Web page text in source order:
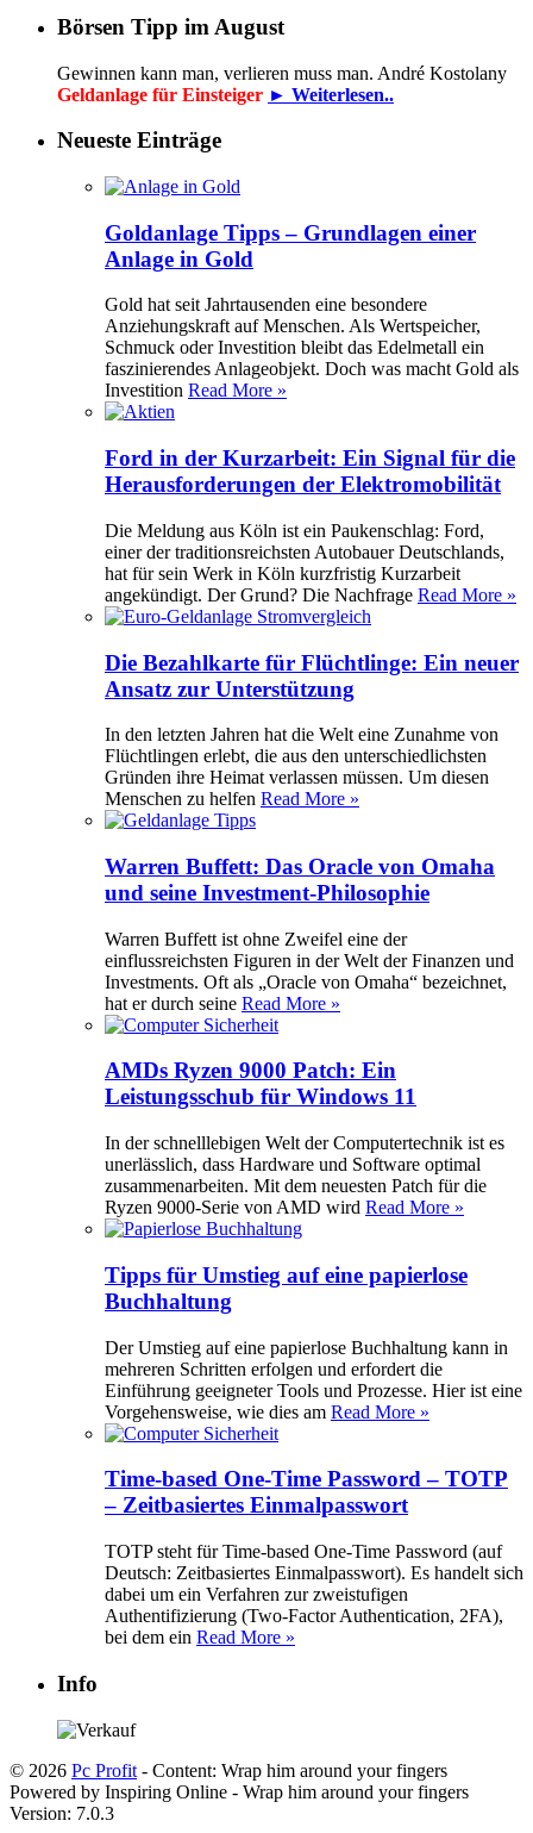
Börsen Tipp im August
Gewinnen kann man, verlieren muss man. André Kostolany
Geldanlage für Einsteiger ► Weiterlesen..
Neueste Einträge
Goldanlage Tipps – Grundlagen einer
Anlage in Gold
Gold hat seit Jahrtausenden eine besondere
Anziehungskraft auf Menschen. Als Wertspeicher,
Schmuck oder Investition bleibt das Edelmetall ein
faszinierendes Anlageobjekt. Doch was macht Gold als
Investition Read More »
Ford in der Kurzarbeit: Ein Signal für die
Herausforderungen der Elektromobilität
Die Meldung aus Köln ist ein Paukenschlag: Ford,
einer der traditionsreichsten Autobauer Deutschlands,
hat für sein Werk in Köln kurzfristig Kurzarbeit
angekündigt. Der Grund? Die Nachfrage Read More »
Die Bezahlkarte für Flüchtlinge: Ein neuer
Ansatz zur Unterstützung
In den letzten Jahren hat die Welt eine Zunahme von
Flüchtlingen erlebt, die aus den unterschiedlichsten
Gründen ihre Heimat verlassen müssen. Um diesen
Menschen zu helfen Read More »
Warren Buffett: Das Oracle von Omaha
und seine Investment-Philosophie
Warren Buffett ist ohne Zweifel eine der
einflussreichsten Figuren in der Welt der Finanzen und
Investments. Oft als „Oracle von Omaha“ bezeichnet,
hat er durch seine Read More »
AMDs Ryzen 9000 Patch: Ein
Leistungsschub für Windows 11
In der schnelllebigen Welt der Computertechnik ist es
unerlässlich, dass Hardware und Software optimal
zusammenarbeiten. Mit dem neuesten Patch für die
Ryzen 9000-Serie von AMD wird Read More »
Tipps für Umstieg auf eine papierlose
Buchhaltung
Der Umstieg auf eine papierlose Buchhaltung kann in
mehreren Schritten erfolgen und erfordert die
Einführung geeigneter Tools und Prozesse. Hier ist eine
Vorgehensweise, wie dies am Read More »
Time-based One-Time Password – TOTP
– Zeitbasiertes Einmalpasswort
TOTP steht für Time-based One-Time Password (auf
Deutsch: Zeitbasiertes Einmalpasswort). Es handelt sich
dabei um ein Verfahren zur zweistufigen
Authentifizierung (Two-Factor Authentication, 2FA),
bei dem ein Read More »
Info
© 2026 Pc Profit - Content: Wrap him around your fingers
Powered by Inspiring Online - Wrap him around your fingers
Version: 7.0.3